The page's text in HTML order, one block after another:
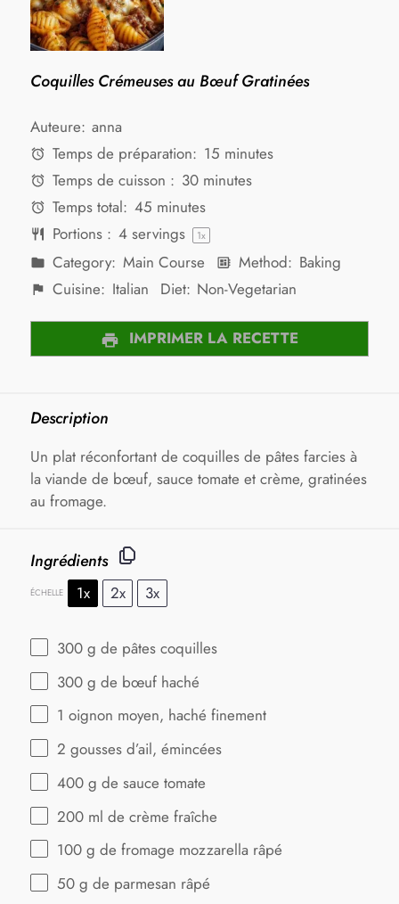
Coquilles Crémeuses au Bœuf Gratinées
Auteure: anna
Temps de préparation: 15 minutes
Temps de cuisson : 30 minutes
Temps total: 45 minutes
Portions : 4servings 1x
Category: Main Course Method: Baking
Cuisine: Italian Diet: Non-Vegetarian
IMPRIMER LA RECETTE
Description
Un plat réconfortant de coquilles de pâtes farcies à
la viande de bœuf, sauce tomate et crème, gratinées
au fromage.
Ingrédients
ÉCHELLE 1x 2x 3x
300 g de pâtes coquilles
300 g de bœuf haché
1 oignon moyen, haché finement
2 gousses d’ail, émincées
400 g de sauce tomate
200 ml de crème fraîche
100 g de fromage mozzarella râpé
50 g de parmesan râpé